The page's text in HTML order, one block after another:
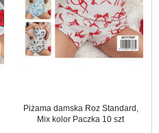
Piżama damska Roz Standard,
Mix kolor Paczka 10 szt